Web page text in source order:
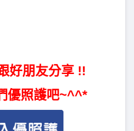
好朋友分享 !!
優照護吧~^^*